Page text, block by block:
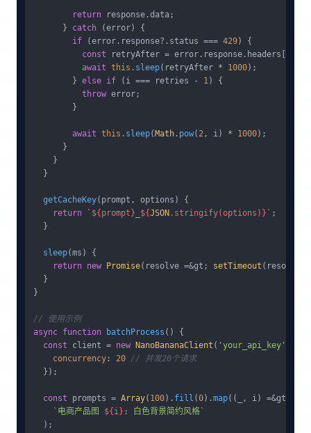
return response.data ;
      }
catch (error) {
if (error. response?. status === 429) {
const retryAfter = error. response . headers [
await this . sleep(retryAfter * 1000);
        }
else if (i === retries - 1 ) {
throw error;
        }
await this . sleep(Math . pow( 2 , i) * 1000);
      }
    }
  }
getCacheKey( prompt, options ) {
return
` ${prompt} ${JSON.stringify(options)} ` ;
  }
sleep(ms ) {
return new Promise(resolve =&gt; setTimeout (resolve,
  }
}
// 使用示例
async function batchProcess ( ) {
const client = new NanoBananaClient ( 'your_api_key'
concurrency : 20 // 并发20个请求
  });
const prompts = Array( 100). fill (0).map((_, i) =&gt;
`电商产品图 ${i} : 白色背景简约风格`
  );